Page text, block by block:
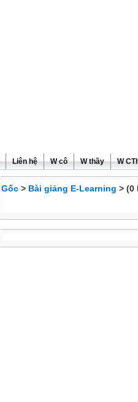
Liên hệ W cô W thầy W
Gốc > Bài giảng E-Learning > (0